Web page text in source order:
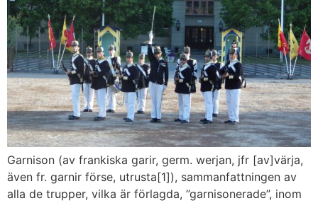
Garnison (av frankiska garir, germ. werjan, jfr [av]värja,
även fr. garnir förse, utrusta[1]), sammanfattningen av
alla de trupper, vilka är förlagda, ”garnisonerade”, inom